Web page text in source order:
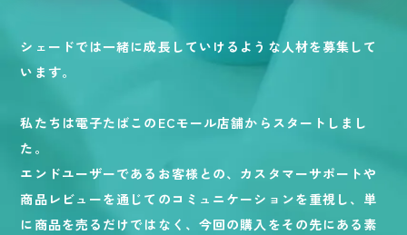
シェードでは一緒に成長していけるような人材を募集して
います。
私たちは電子たばこのECモール店舗からスタートしまし
た。
エンドユーザーであるお客様との、カスタマーサポートや
商品レビューを通じてのコミュニケーションを重視し、単
に商品を売るだけではなく、今回の購入をその先にある素